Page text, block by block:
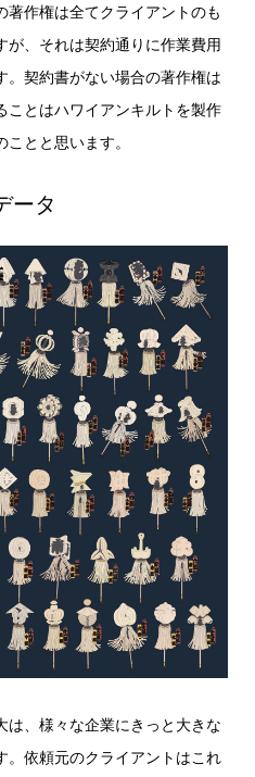
著作権は全てクライアントのも
、それは契約通りに作業費用
。契約書がない場合の著作権は
ことはハワイアンキルトを製作
とと思います。
ータ
は、様々な企業にきっと大きな
。依頼元のクライアントはこれ